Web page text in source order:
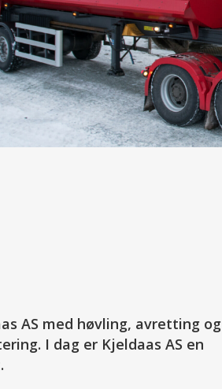
AS med høvling, avretting og
I dag er Kjeldaas AS en